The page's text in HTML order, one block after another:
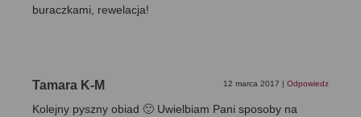
buraczkami, rewelacja!
Tamara K-M 12 marca 2017 | Odpowiedz
Kolejny pyszny obiad 🙂 Uwielbiam Pani sposoby na